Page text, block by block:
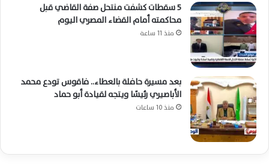
5 سقطات كشفت منتحل صفة القاضي قبل
محاكمته أمام القضاء المصري اليوم
منذ 11 ساعة
بعد مسيرة حافلة بالعطاء.. فاقوس تودع محمد
الأباصيري رئيسًا ويتجه لقيادة أبو حماد
منذ 10 ساعات